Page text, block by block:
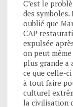
C’est le
des
oublié que
CAP
expulsée
on peut
plus grande a
ce que celle-
à tout faire
culturel
la civilisation